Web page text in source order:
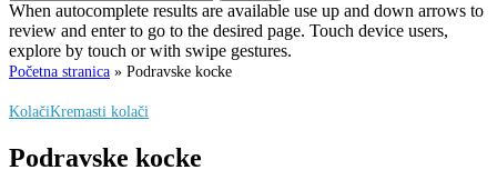
When autocomplete results are available use up and down arrows to
review and enter to go to the desired page. Touch device users,
explore by touch or with swipe gestures.
Početna stranica » Podravske kocke
KolačiKremasti kolači
Podravske kocke